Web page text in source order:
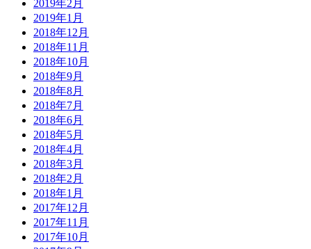
2019年2月
2019年1月
2018年12月
2018年11月
2018年10月
2018年9月
2018年8月
2018年7月
2018年6月
2018年5月
2018年4月
2018年3月
2018年2月
2018年1月
2017年12月
2017年11月
2017年10月